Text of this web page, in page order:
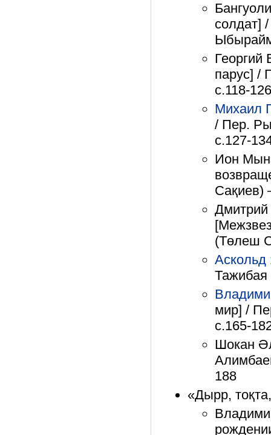
солдат]
Георгий
парус] /
с.118-126
Михаил
/ Пер.
с.127-
Ион
Сақиев)
(Төлеш
Аскольд
Тажибая
мир] /
с.165-
Шокан
188
«Дырр,